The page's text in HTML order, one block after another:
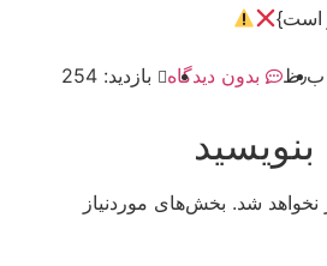
است}
بدون دیدگاه بازدید: 254
بنویسید
نخواهد شد. بخش‌های موردنیاز